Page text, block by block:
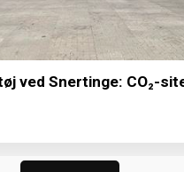
ved Snertinge: CO₂-